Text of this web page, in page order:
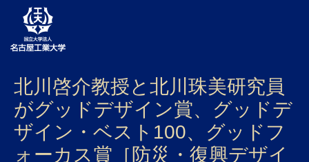
大学案内
学部・大学院・センター
入試
北川啓介教授と北川珠美研究員
がグッドデザイン賞、グッドデ
ザイン・ベスト100、グッドフ
ォーカス賞［防災・復興デザイ